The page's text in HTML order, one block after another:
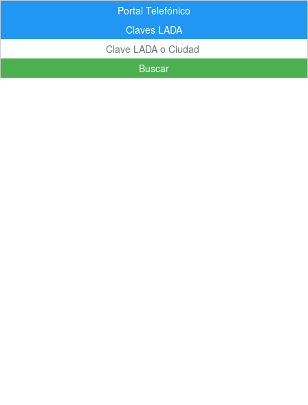
Portal Telefónico
Claves LADA
Buscar